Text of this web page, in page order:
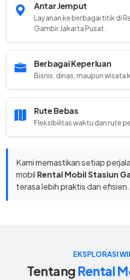
Antar Jemput
Layanan ke berbagai titik di
Gambir Jakarta Pusat.
Berbagai Keperluan
Bisnis, dinas, maupun wisata
Rute Bebas
Fleksibilitas waktu dan rute
Kami memastikan setiap
mobil Rental Mobil Stasiun
terasa lebih praktis dan efisien.
EKSPLORASI
Tentang Rental